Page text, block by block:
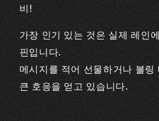
비!
가장 인기 있는 것은 실제 레인
핀입니다.
메시지를 적어 선물하거나 볼
큰 호응을 얻고 있습니다.